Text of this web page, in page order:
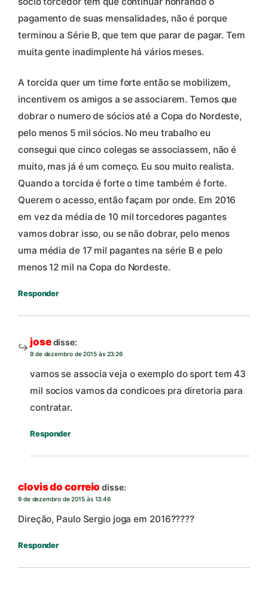
pagamento de suas mensalidades, não é porque
terminou a Série B, que tem que parar de pagar. Tem
muita gente inadimplente há vários meses.
A torcida quer um time forte então se mobilizem,
incentivem os amigos a se associarem. Temos que
dobrar o numero de sócios até a Copa do Nordeste,
pelo menos 5 mil sócios. No meu trabalho eu
consegui que cinco colegas se associassem, não é
muito, mas já é um começo. Eu sou muito realista.
Quando a torcida é forte o time também é forte.
Querem o acesso, então façam por onde. Em 2016
em vez da média de 10 mil torcedores pagantes
vamos dobrar isso, ou se não dobrar, pelo menos
uma média de 17 mil pagantes na série B e pelo
menos 12 mil na Copa do Nordeste.
Responder
josedisse:
9 de dezembro de 2015 às 23:26
vamos se associa veja o exemplo do sport tem 43
mil socios vamos da condicoes pra diretoria para
contratar.
Responder
clovis do correio disse:
9 de dezembro de 2015 às 13:46
Direção, Paulo Sergio joga em 2016?????
Responder